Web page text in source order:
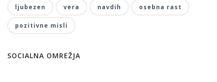
ljubezen vera navdih osebna rast
pozitivne misli
SOCIALNA OMREŽJA